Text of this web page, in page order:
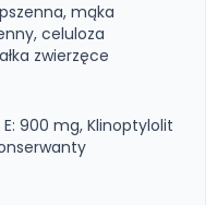
mąka
celuloza
zwierzęce
900 mg, Klinoptylolit